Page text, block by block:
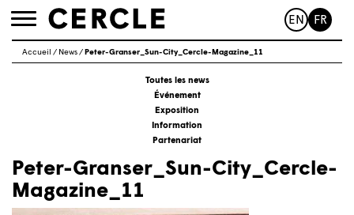
Toggle
EN FR
Accueil / News/ Peter-Granser_Sun-City_Cercle-Magazine_11
Toutes les news
Événement
Exposition
Information
Partenariat
Peter-Granser_Sun-City_Cercle-
Magazine_11